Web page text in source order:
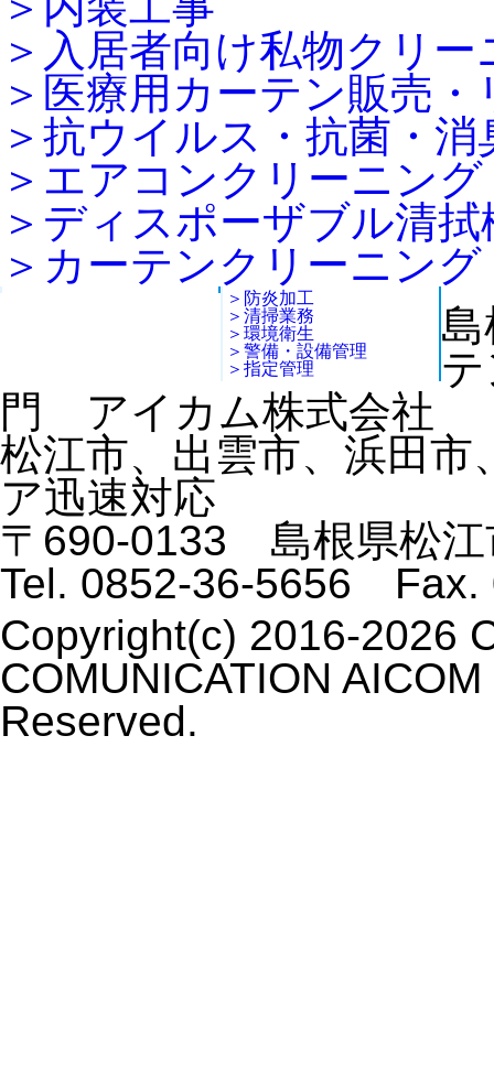
＞入居者向け私物クリー
＞医療用カーテン販売・
＞抗ウイルス・抗菌・消
＞エアコンクリーニング
＞ディスポーザブル清
＞カーテンクリーニング
＞防炎加工
＞清掃業務
＞環境衛生
＞警備・設備管理
＞指定管理
門 アイカム株式会社
松江市、出雲市、浜田
ア迅速対応
〒690-0133 島根県松江
Tel. 0852-36-5656 Fax.
Copyright(c) 2016-2026
COMUNICATION
Reserved.